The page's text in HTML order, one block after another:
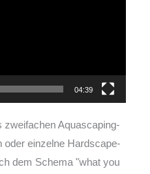
04:39
zweifachen Aquascaping-
oder einzelne Hardscape-
dem Schema "what you